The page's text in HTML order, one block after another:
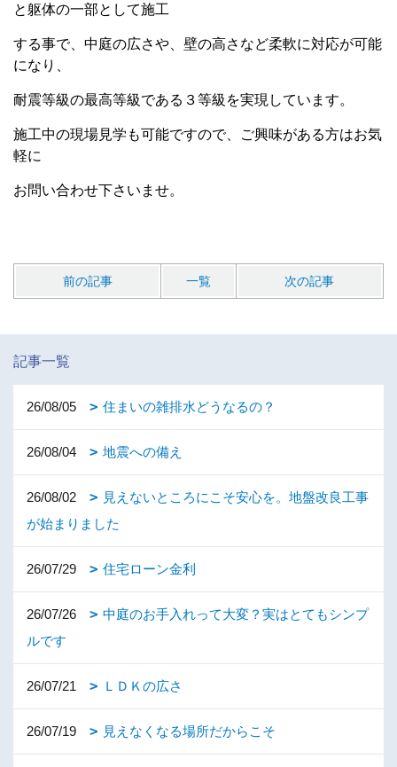
と躯体の一部として施工
する事で、中庭の広さや、壁の高さなど柔軟に対応が可能
になり、
耐震等級の最高等級である３等級を実現しています。
施工中の現場見学も可能ですので、ご興味がある方はお気
軽に
お問い合わせ下さいませ。
前の記事 一覧 次の記事
記事一覧
26/08/05 住まいの雑排水どうなるの？
26/08/04 地震への備え
26/08/02
見えないところにこそ安心を。地盤改良工事
が始まりました
26/07/29 住宅ローン金利
26/07/26
中庭のお手入れって大変？実はとてもシンプ
ルです
26/07/21 ＬＤＫの広さ
26/07/19 見えなくなる場所だからこそ